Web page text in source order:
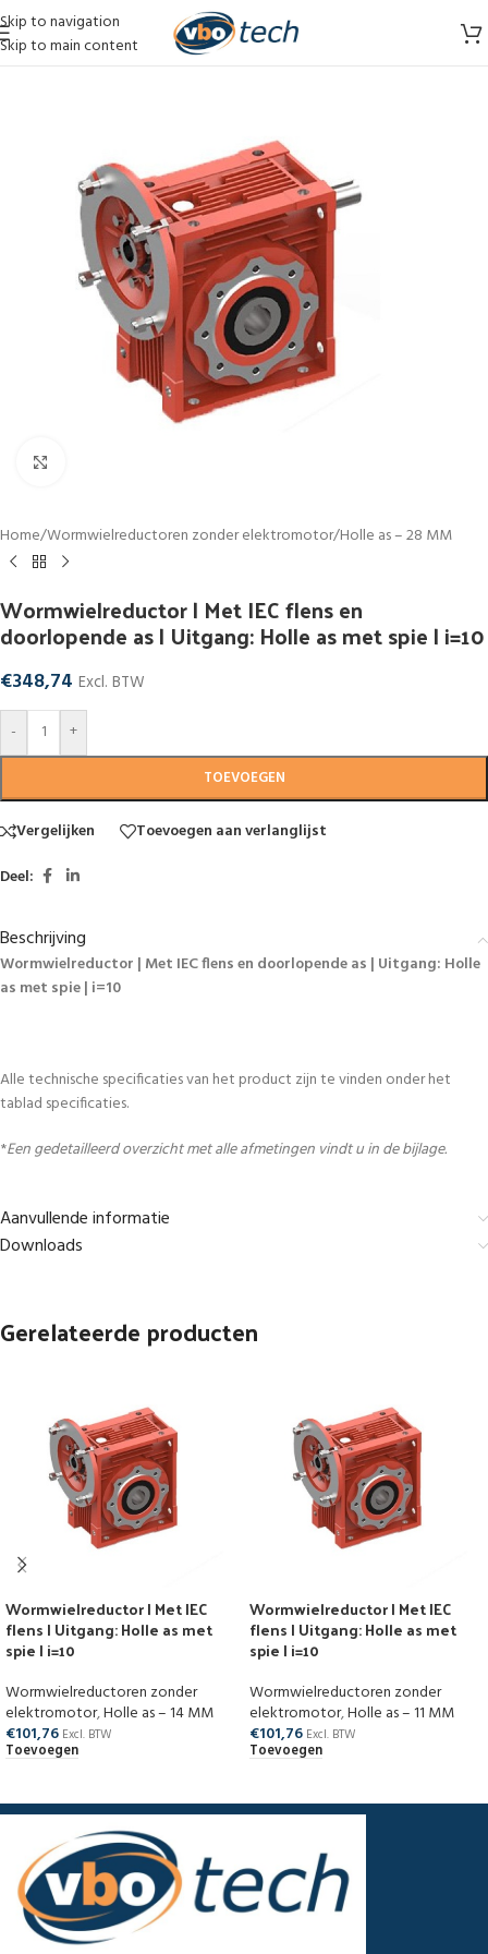
Skip to navigation
Skip to main content
Home/Wormwielreductoren zonder elektromotor/Holle as – 28 MM
Wormwielreductor | Met IEC flens en
doorlopende as | Uitgang: Holle as met spie | i=10
€348,74 Excl. BTW
-
+
TOEVOEGEN
Vergelijken
Toevoegen aan verlanglijst
Deel:
Beschrijving
Wormwielreductor | Met IEC flens en doorlopende as | Uitgang: Holle
as met spie | i=10
Alle technische specificaties van het product zijn te vinden onder het
tablad specificaties.
*Een gedetailleerd overzicht met alle afmetingen vindt u in de bijlage.
Aanvullende informatie
Downloads
Gerelateerde producten
Wormwielreductor | Met IEC
flens | Uitgang: Holle as met
spie | i=10
Wormwielreductoren zonder
elektromotor,Holle as – 14 MM
€101,76 Excl. BTW
Toevoegen
Wormwielreductor | Met IEC
flens | Uitgang: Holle as met
spie | i=10
Wormwielreductoren zonder
elektromotor,Holle as – 11 MM
€101,76 Excl. BTW
Toevoegen